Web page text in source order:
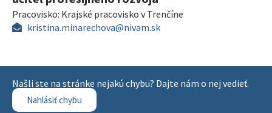
Pracovisko: Krajské pracovisko v Trenčíne
kristina.minarechova@nivam.sk
Našli ste na stránke nejakú chybu? Dajte nám o nej vedieť.
Nahlásiť chybu